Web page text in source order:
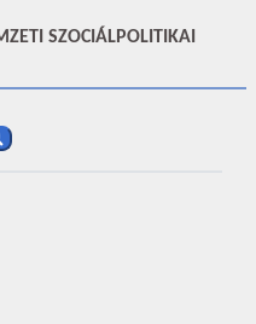
SZOCIÁLPOLITIKAI